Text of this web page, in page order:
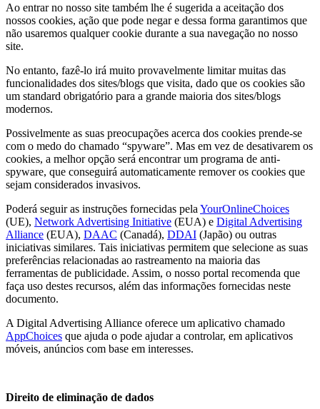
Ao entrar no nosso site também lhe é sugerida a aceitação dos
nossos cookies, ação que pode negar e dessa forma garantimos que
não usaremos qualquer cookie durante a sua navegação no nosso
site.
No entanto, fazê-lo irá muito provavelmente limitar muitas das
funcionalidades dos sites/blogs que visita, dado que os cookies são
um standard obrigatório para a grande maioria dos sites/blogs
modernos.
Possivelmente as suas preocupações acerca dos cookies prende-se
com o medo do chamado “spyware”. Mas em vez de desativarem os
cookies, a melhor opção será encontrar um programa de anti-
spyware, que conseguirá automaticamente remover os cookies que
sejam considerados invasivos.
Poderá seguir as instruções fornecidas pela YourOnlineChoices
(UE), Network Advertising Initiative (EUA) e Digital Advertising
Alliance (EUA), DAAC (Canadá), DDAI (Japão) ou outras
iniciativas similares. Tais iniciativas permitem que selecione as suas
preferências relacionadas ao rastreamento na maioria das
ferramentas de publicidade. Assim, o nosso portal recomenda que
faça uso destes recursos, além das informações fornecidas neste
documento.
A Digital Advertising Alliance oferece um aplicativo chamado
AppChoices que ajuda o pode ajudar a controlar, em aplicativos
móveis, anúncios com base em interesses.
Direito de eliminação de dados